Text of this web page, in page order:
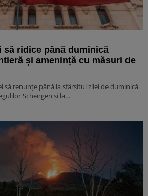
să ridice până duminică
și amenință cu măsuri de
să renunțe până la sfârșitul zilei de duminică
Schengen și la…